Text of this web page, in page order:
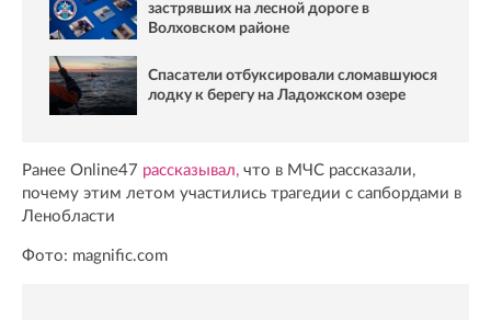
застрявших на лесной дороге в
Волховском районе
Спасатели отбуксировали сломавшуюся
лодку к берегу на Ладожском озере
Ранее Online47 рассказывал, что в МЧС рассказали,
почему этим летом участились трагедии с сапбордами в
Ленобласти
Фото: magnific.com